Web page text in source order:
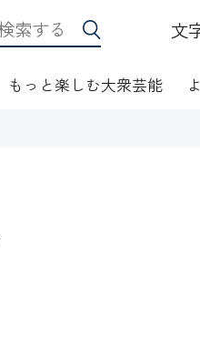
文
もっと楽しむ大衆芸能